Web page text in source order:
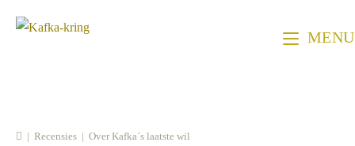
naar
MENU
| Recensies | Over Kafka´s laatste wil